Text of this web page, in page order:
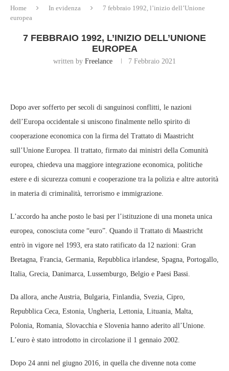
Home In evidenza
7 febbraio 1992, l’inizio dell’Unione
europea
7 FEBBRAIO 1992, L’INIZIO DELL’UNIONE
EUROPEA
written by Freelance 7 Febbraio 2021
Dopo aver sofferto per secoli di sanguinosi conflitti, le nazioni
dell’Europa occidentale si uniscono finalmente nello spirito di
cooperazione economica con la firma del Trattato di Maastricht
sull’Unione Europea. Il trattato, firmato dai ministri della Comunità
europea, chiedeva una maggiore integrazione economica, politiche
estere e di sicurezza comuni e cooperazione tra la polizia e altre autorità
in materia di criminalità, terrorismo e immigrazione.
L’accordo ha anche posto le basi per l’istituzione di una moneta unica
europea, conosciuta come “euro”. Quando il Trattato di Maastricht
entrò in vigore nel 1993, era stato ratificato da 12 nazioni: Gran
Bretagna, Francia, Germania, Repubblica irlandese, Spagna, Portogallo,
Italia, Grecia, Danimarca, Lussemburgo, Belgio e Paesi Bassi.
Da allora, anche Austria, Bulgaria, Finlandia, Svezia, Cipro,
Repubblica Ceca, Estonia, Ungheria, Lettonia, Lituania, Malta,
Polonia, Romania, Slovacchia e Slovenia hanno aderito all’Unione.
L’euro è stato introdotto in circolazione il 1 gennaio 2002.
Dopo 24 anni nel giugno 2016, in quella che divenne nota come